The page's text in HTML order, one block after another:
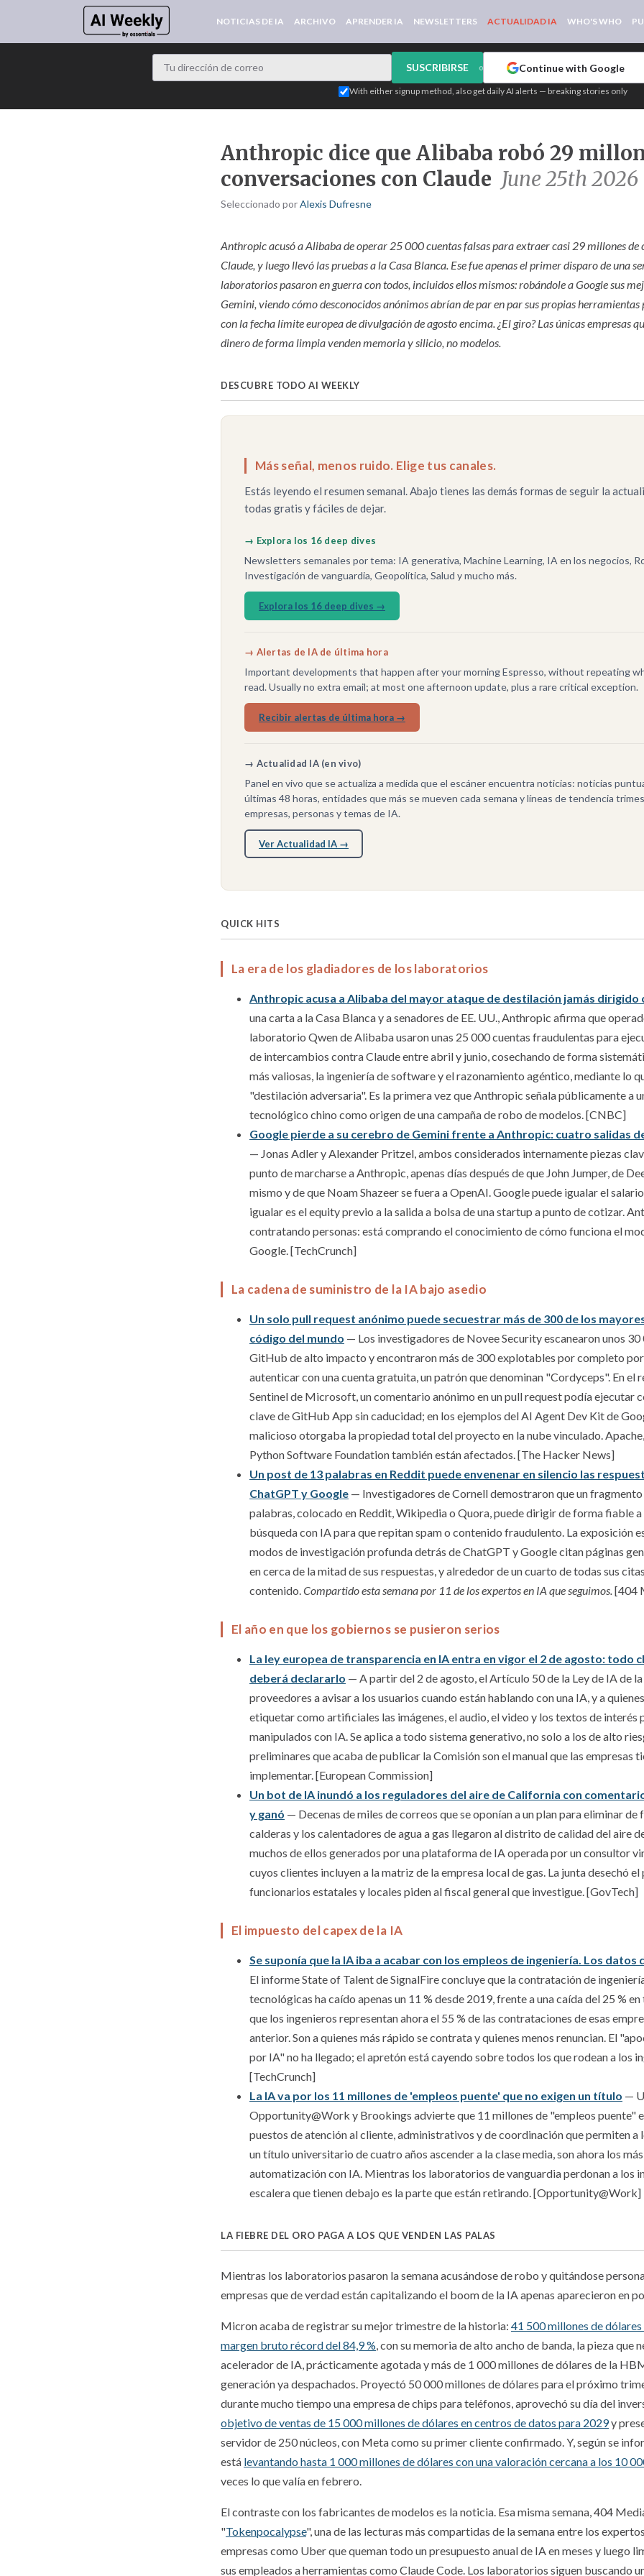
NOTICIAS DE IA ARCHIVO APRENDER IA NEWSLETTERS ACTUALIDAD IA WHO'S WHO
SUSCRIBIRSE or Continue with Google
With either signup method, also get daily AI alerts — breaking stories only
Anthropic dice que Alibaba robó 29
conversaciones con Claude June 25th 2026
Seleccionado porAlexis Dufresne
Anthropic acusó a Alibaba de operar 25 000 cuentas falsas para extraer casi 29 millones de
Claude, y luego llevó las pruebas a la Casa Blanca. Ese fue apenas el primer disparo de una
laboratorios pasaron en guerra con todos, incluidos ellos mismos: robándole a Google sus
Gemini, viendo cómo desconocidos anónimos abrían de par en par sus propias
con la fecha límite europea de divulgación de agosto encima. ¿El giro? Las únicas empresas
dinero de forma limpia venden memoria y silicio, no modelos.
DESCUBRE TODO AI WEEKLY
Más señal, menos ruido. Elige tus canales.
Estás leyendo el resumen semanal. Abajo tienes las demás formas de seguir la
todas gratis y fáciles de dejar.
→ Explora los 16 deep dives
Newsletters semanales por tema: IA generativa, Machine Learning, IA en los negocios,
Investigación de vanguardia, Geopolítica, Salud y mucho más.
Explora los 16 deep dives →
→ Alertas de IA de última hora
Important developments that happen after your morning Espresso, without repeating
read. Usually no extra email; at most one afternoon update, plus a rare critical exception.
Recibir alertas de última hora →
→ Actualidad IA (en vivo)
Panel en vivo que se actualiza a medida que el escáner encuentra noticias: noticias
últimas 48 horas, entidades que más se mueven cada semana y líneas de tendencia
empresas, personas y temas de IA.
Ver Actualidad IA →
QUICK HITS
La era de los gladiadores de los laboratorios
Anthropic acusa a Alibaba del mayor ataque de destilación jamás dirigido
una carta a la Casa Blanca y a senadores de EE. UU., Anthropic afirma que
laboratorio Qwen de Alibaba usaron unas 25 000 cuentas fraudulentas para
de intercambios contra Claude entre abril y junio, cosechando de forma
más valiosas, la ingeniería de software y el razonamiento agéntico, mediante lo
"destilación adversaria". Es la primera vez que Anthropic señala públicamente a
tecnológico chino como origen de una campaña de robo de modelos. [CNBC]
Google pierde a su cerebro de Gemini frente a Anthropic: cuatro salidas
— Jonas Adler y Alexander Pritzel, ambos considerados internamente piezas
punto de marcharse a Anthropic, apenas días después de que John Jumper, de
mismo y de que Noam Shazeer se fuera a OpenAI. Google puede igualar el
igualar es el equity previo a la salida a bolsa de una startup a punto de cotizar.
contratando personas: está comprando el conocimiento de cómo funciona el
Google. [TechCrunch]
La cadena de suministro de la IA bajo asedio
Un solo pull request anónimo puede secuestrar más de 300 de los
código del mundo — Los investigadores de Novee Security escanearon unos
GitHub de alto impacto y encontraron más de 300 explotables por completo
autenticar con una cuenta gratuita, un patrón que denominan "Cordyceps". En el
Sentinel de Microsoft, un comentario anónimo en un pull request podía ejecutar
clave de GitHub App sin caducidad; en los ejemplos del AI Agent Dev Kit de
malicioso otorgaba la propiedad total del proyecto en la nube vinculado.
Python Software Foundation también están afectados. [The Hacker News]
Un post de 13 palabras en Reddit puede envenenar en silencio las
ChatGPT y Google — Investigadores de Cornell demostraron que un fragmento
palabras, colocado en Reddit, Wikipedia o Quora, puede dirigir de forma fiable a
búsqueda con IA para que repitan spam o contenido fraudulento. La exposición
modos de investigación profunda detrás de ChatGPT y Google citan páginas
en cerca de la mitad de sus respuestas, y alrededor de un cuarto de todas sus
contenido. Compartido esta semana por 11 de los expertos en IA que seguimos. [404
El año en que los gobiernos se pusieron serios
La ley europea de transparencia en IA entra en vigor el 2 de agosto: todo
deberá declararlo — A partir del 2 de agosto, el Artículo 50 de la Ley de IA de
proveedores a avisar a los usuarios cuando están hablando con una IA, y a
etiquetar como artificiales las imágenes, el audio, el video y los textos de interés
manipulados con IA. Se aplica a todo sistema generativo, no solo a los de alto
preliminares que acaba de publicar la Comisión son el manual que las empresas
implementar. [European Commission]
Un bot de IA inundó a los reguladores del aire de California con
y ganó — Decenas de miles de correos que se oponían a un plan para eliminar de
calderas y los calentadores de agua a gas llegaron al distrito de calidad del aire
muchos de ellos generados por una plataforma de IA operada por un consultor
cuyos clientes incluyen a la matriz de la empresa local de gas. La junta desechó el
funcionarios estatales y locales piden al fiscal general que investigue. [GovTech]
El impuesto del capex de la IA
Se suponía que la IA iba a acabar con los empleos de ingeniería. Los
El informe State of Talent de SignalFire concluye que la contratación de
tecnológicas ha caído apenas un 11 % desde 2019, frente a una caída del 25 %
que los ingenieros representan ahora el 55 % de las contrataciones de esas
anterior. Son a quienes más rápido se contrata y quienes menos renuncian. El
por IA" no ha llegado; el apretón está cayendo sobre todos los que rodean a los
[TechCrunch]
La IA va por los 11 millones de 'empleos puente' que no exigen un título —
Opportunity@Work y Brookings advierte que 11 millones de "empleos puente"
puestos de atención al cliente, administrativos y de coordinación que permiten a
un título universitario de cuatro años ascender a la clase media, son ahora los
automatización con IA. Mientras los laboratorios de vanguardia perdonan a los
escalera que tienen debajo es la parte que están retirando. [Opportunity@Work]
LA FIEBRE DEL ORO PAGA A LOS QUE VENDEN LAS PALAS
Mientras los laboratorios pasaron la semana acusándose de robo y quitándose
empresas que de verdad están capitalizando el boom de la IA apenas aparecieron en
Micron acaba de registrar su mejor trimestre de la historia: 41 500 millones de dólares
margen bruto récord del 84,9 % , con su memoria de alto ancho de banda, la pieza que
acelerador de IA, prácticamente agotada y más de 1 000 millones de dólares de la
generación ya despachados. Proyectó 50 000 millones de dólares para el próximo
durante mucho tiempo una empresa de chips para teléfonos, aprovechó su día del
objetivo de ventas de 15 000 millones de dólares en centros de datos para 2029y
servidor de 250 núcleos, con Meta como su primer cliente confirmado. Y, según se
está levantando hasta 1 000 millones de dólares con una valoración cercana a los 10
veces lo que valía en febrero.
El contraste con los fabricantes de modelos es la noticia. Esa misma semana, 404
"Tokenpocalypse", una de las lecturas más compartidas de la semana entre los
empresas como Uber que queman todo un presupuesto anual de IA en meses y luego
sus empleados a herramientas como Claude Code. Los laboratorios siguen buscando